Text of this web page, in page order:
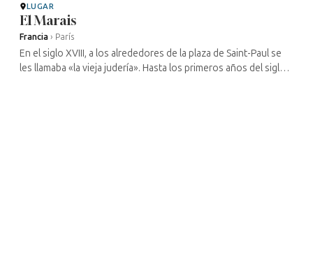
LUGAR
El Marais
Francia › París
En el siglo XVIII, a los alrededores de la plaza de Saint-Paul se
les llamaba «la vieja judería». Hasta los primeros años del siglo